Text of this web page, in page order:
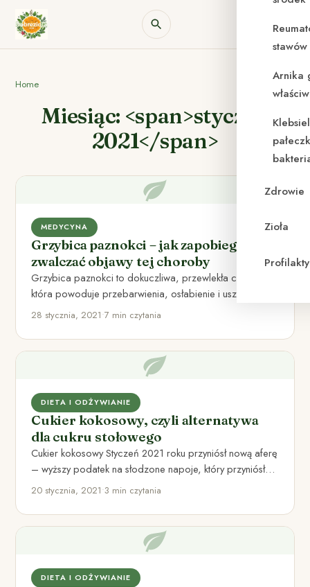
Arnika
Zdrowie
Zioła
Home
Miesiąc: <span>styczeń
2021</span>
MEDYCYNA
Grzybica paznokci – jak zapobiegać i
zwalczać objawy tej choroby
Grzybica paznokci to dokuczliwa, przewlekła choroba,
która powoduje przebarwienia, osłabienie i uszkodzenie
płytki paznokciowej. Może zaatakować każdego –…
28 stycznia, 2021•7 min czytania
DIETA I ODŻYWIANIE
Cukier kokosowy, czyli alternatywa
dla cukru stołowego
Cukier kokosowy Styczeń 2021 roku przyniósł nową aferę
– wyższy podatek na słodzone napoje, który przyniósł
nam także…
20 stycznia, 2021•3 min czytania
DIETA I ODŻYWIANIE